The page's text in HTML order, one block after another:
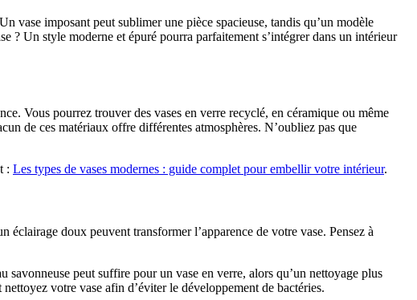
vase imposant peut sublimer une pièce spacieuse, tandis qu’un modèle
? Un style moderne et épuré pourra parfaitement s’intégrer dans un intérieur
Vous pourrez trouver des vases en verre recyclé, en céramique ou même
de ces matériaux offre différentes atmosphères. N’oubliez pas que
: Les types de vases modernes : guide complet pour embellir votre intérieur.
éclairage doux peuvent transformer l’apparence de votre vase. Pensez à
savonneuse peut suffire pour un vase en verre, alors qu’un nettoyage plus
votre vase afin d’éviter le développement de bactéries.